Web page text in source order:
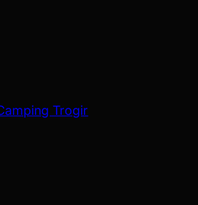
Trogir